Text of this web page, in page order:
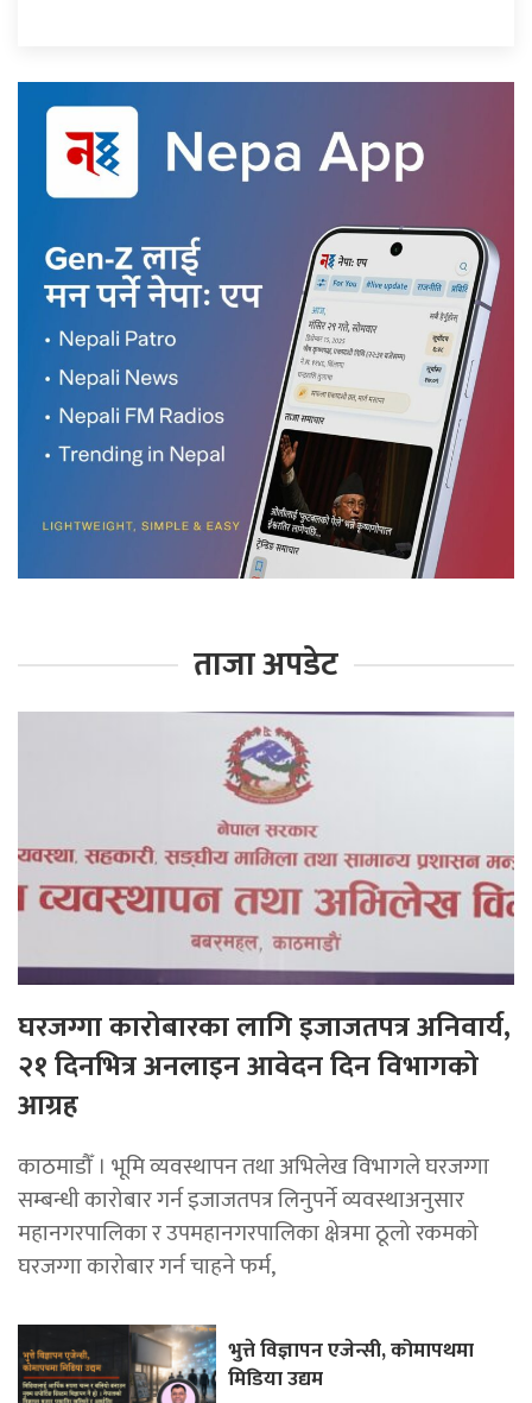
ताजा अपडेट
घरजग्गा कारोबारका लागि इजाजतपत्र अनिवार्य,
२१ दिनभित्र अनलाइन आवेदन दिन विभागको
आग्रह
काठमाडौँ । भूमि व्यवस्थापन तथा अभिलेख विभागले घरजग्गा
सम्बन्धी कारोबार गर्न इजाजतपत्र लिनुपर्ने व्यवस्थाअनुसार
महानगरपालिका र उपमहानगरपालिका क्षेत्रमा ठूलो रकमको
घरजग्गा कारोबार गर्न चाहने फर्म,
भुत्ते विज्ञापन एजेन्सी, कोमापथमा
मिडिया उद्यम